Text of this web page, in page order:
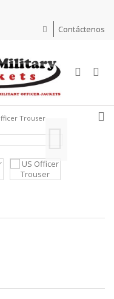
Contáctenos
Trouser